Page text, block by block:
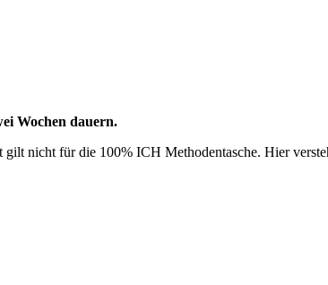
Wochen dauern.
gilt nicht für die 100% ICH Methodentasche. Hier